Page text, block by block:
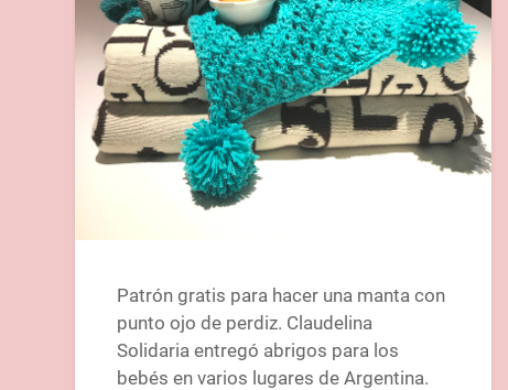
Patrón gratis para hacer una manta con
punto ojo de perdiz. Claudelina
Solidaria entregó abrigos para los
bebés en varios lugares de Argentina.